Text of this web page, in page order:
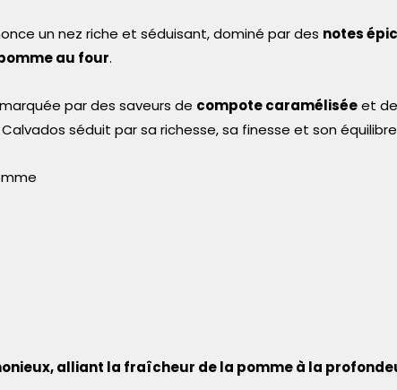
un nez riche et séduisant, dominé par des notes
au four.
par des saveurs de compote caraméliséeet de
séduit par sa richesse, sa finesse et son
alliant la fraîcheur de la pomme à la